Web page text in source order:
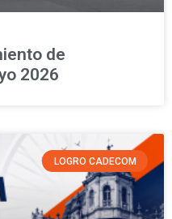
de
2026
LOGRO CADECOM